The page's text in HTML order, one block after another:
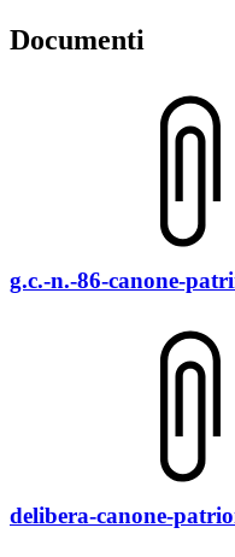
Documenti
g.c.-n.-86-canone-
delibera-canone-